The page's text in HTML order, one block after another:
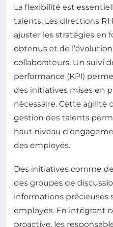
La flexibilité est
talents. Les directions
ajuster les stratégies en
obtenus et de
collaborateurs. Un suivi
performance (KPI)
des initiatives mises en
nécessaire. Cette agilité
gestion des talents
haut niveau
des employés.
Des initiatives comme
des groupes de
informations précieuses
employés. En intégrant
proactive, les